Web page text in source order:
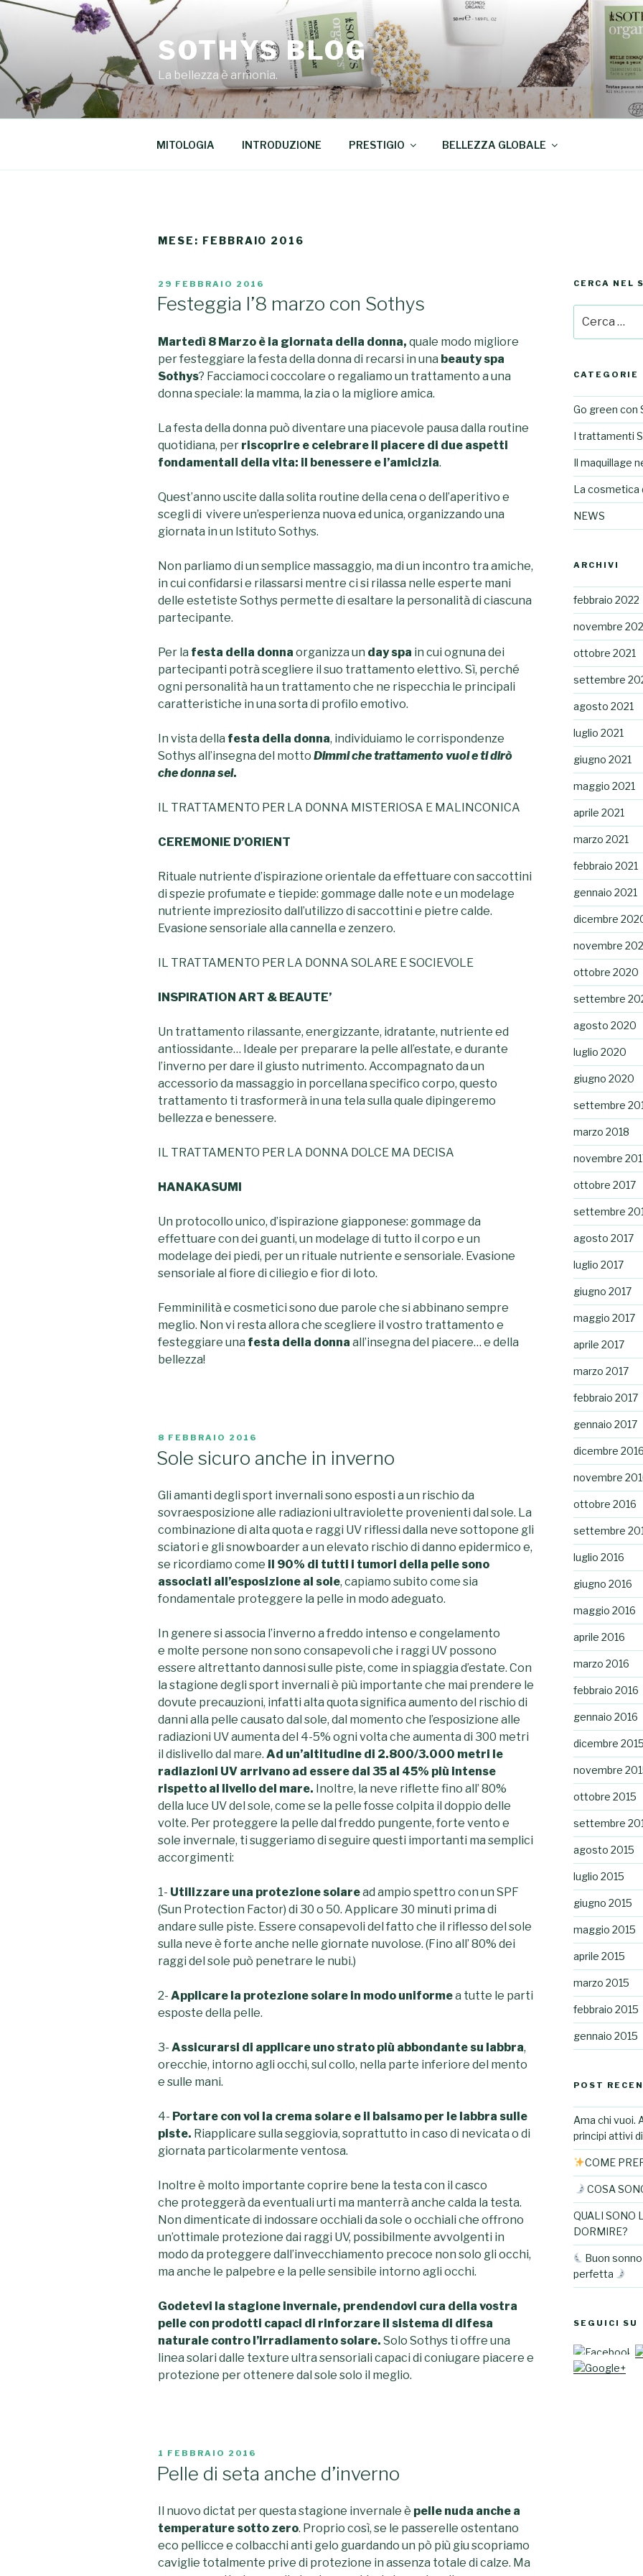
Salta
al
contenuto
SOTHYS BLOG
La bellezza è armonia.
MITOLOGIA INTRODUZIONE PRESTIGIO BELLEZZA GLOBALE
MESE: FEBBRAIO 2016
PUBBLICATO
IL
29 FEBBRAIO 2016
Festeggia l’8 marzo con Sothys
Martedì 8 Marzo è la giornata della donna, quale modo migliore
per festeggiare la festa della donna di recarsi in una beautyspa
Sothys? Facciamoci coccolare o regaliamo un trattamento a una
donna speciale: la mamma, la zia o la migliore amica.
La festa della donna può diventare una piacevole pausa dalla routine
quotidiana, per riscoprire e celebrare il piacere di due aspetti
fondamentali della vita: il benessere e l’amicizia.
Quest’anno uscite dalla solita routine della cena o dell’aperitivo e
scegli di vivere un’esperienza nuova ed unica, organizzando una
giornata in un Istituto Sothys.
Non parliamo di un semplice massaggio, ma di un incontro tra amiche,
in cui confidarsi e rilassarsi mentre ci si rilassa nelle esperte mani
delle estetiste Sothys permette di esaltare la personalità di ciascuna
partecipante.
Per la festa della donna organizza un day spa in cui ognuna dei
partecipanti potrà scegliere il suo trattamento elettivo. Sì, perché
ogni personalità ha un trattamento che ne rispecchia le principali
caratteristiche in una sorta di profilo emotivo.
In vista della festa della donna, individuiamo le corrispondenze
Sothys all’insegna del motto Dimmi che trattamento vuoi e ti dirò
che donna sei.
IL TRATTAMENTO PER LA DONNA MISTERIOSA E MALINCONICA
CEREMONIE D’ORIENT
Rituale nutriente d’ispirazione orientale da effettuare con saccottini
di spezie profumate e tiepide: gommage dalle note e un modelage
nutriente impreziosito dall’utilizzo di saccottini e pietre calde.
Evasione sensoriale alla cannella e zenzero.
IL TRATTAMENTO PER LA DONNA SOLARE E SOCIEVOLE
INSPIRATION ART & BEAUTE’
Un trattamento rilassante, energizzante, idratante, nutriente ed
antiossidante… Ideale per preparare la pelle all’estate, e durante
l’inverno per dare il giusto nutrimento. Accompagnato da un
accessorio da massaggio in porcellana specifico corpo, questo
trattamento ti trasformerà in una tela sulla quale dipingeremo
bellezza e benessere.
IL TRATTAMENTO PER LA DONNA DOLCE MA DECISA
HANAKASUMI
Un protocollo unico, d’ispirazione giapponese: gommage da
effettuare con dei guanti, un modelage di tutto il corpo e un
modelage dei piedi, per un rituale nutriente e sensoriale. Evasione
sensoriale al fiore di ciliegio e fior di loto.
Femminilità e cosmetici sono due parole che si abbinano sempre
meglio. Non vi resta allora che scegliere il vostro trattamento e
festeggiare una festa della donna all’insegna del piacere… e della
bellezza!
PUBBLICATO
8 FEBBRAIO 2016
Sole sicuro anche in inverno
Gli amanti degli sport invernali sono esposti a un rischio da
sovraesposizione alle radiazioni ultraviolette provenienti dal sole. La
combinazione di alta quota e raggi UV riflessi dalla neve sottopone gli
sciatori e gli snowboarder a un elevato rischio di danno epidermico e,
se ricordiamo come il 90% di tutti i tumori della pelle sono
associati all’esposizione al sole, capiamo subito come sia
fondamentale proteggere la pelle in modo adeguato.
In genere si associa l’inverno a freddo intenso e congelamento
e molte persone non sono consapevoli che i raggi UV possono
essere altrettanto dannosi sulle piste, come in spiaggia d’estate. Con
la stagione degli sport invernali è più importante che mai prendere le
dovute precauzioni, infatti alta quota significa aumento del rischio di
danni alla pelle causato dal sole, dal momento che l’esposizione alle
radiazioni UV aumenta del 4-5% ogni volta che aumenta di 300 metri
il dislivello dal mare. Ad un’altitudine di 2.800/3.000 metri le
radiazioni UV arrivano ad essere dal 35 al 45% più intense
rispetto al livello del mare. Inoltre, la neve riflette fino all’ 80%
della luce UV del sole, come se la pelle fosse colpita il doppio delle
volte. Per proteggere la pelle dal freddo pungente, forte vento e
sole invernale, ti suggeriamo di seguire questi importanti ma semplici
accorgimenti:
1- Utilizzare una protezione solaread ampio spettro con un SPF
(Sun Protection Factor) di 30 o 50. Applicare 30 minuti prima di
andare sulle piste. Essere consapevoli del fatto che il riflesso del sole
sulla neve è forte anche nelle giornate nuvolose. (Fino all’ 80% dei
raggi del sole può penetrare le nubi.)
2- Applicare la protezione solare in modo uniformea tutte le parti
esposte della pelle.
3- Assicurarsi di applicare uno strato più abbondante su labbra,
orecchie, intorno agli occhi, sul collo, nella parte inferiore del mento
e sulle mani.
4- Portare con voi la crema solare e il balsamo per le labbra sulle
piste. Riapplicare sulla seggiovia, soprattutto in caso di nevicata o di
giornata particolarmente ventosa.
Inoltre è molto importante coprire bene la testa con il casco
che proteggerà da eventuali urti ma manterrà anche calda la testa.
Non dimenticate di indossare occhiali da sole o occhiali che offrono
un’ottimale protezione dai raggi UV, possibilmente avvolgenti in
modo da proteggere dall’invecchiamento precoce non solo gli occhi,
ma anche le palpebre e la pelle sensibile intorno agli occhi.
Godetevi la stagione invernale, prendendovi cura della vostra
pelle con prodotti capaci di rinforzare il sistema di difesa
naturale contro l’irradiamento solare. Solo Sothys ti offre una
linea solari dalle texture ultra sensoriali capaci di coniugare piacere e
protezione per ottenere dal sole solo il meglio.
PUBBLICATO
IL
1 FEBBRAIO 2016
Pelle di seta anche d’inverno
Il nuovo dictat per questa stagione invernale è pelle nuda anche a
temperature sotto zero. Proprio così, se le passerelle ostentano
eco pellicce e colbacchi anti gelo guardando un pò più giu scopriamo
caviglie totalmente prive di protezione in assenza totale di calze. Ma
CERCA NEL
CATEGORIE
Go green con
I trattamenti
Il maquillage
La cosmetica
NEWS
ARCHIVI
febbraio 2022
novembre
ottobre 2021
settembre
agosto 2021
luglio 2021
giugno 2021
maggio 2021
aprile 2021
marzo 2021
febbraio 2021
gennaio 2021
dicembre
novembre
ottobre 2020
settembre
agosto 2020
luglio 2020
giugno 2020
settembre
marzo 2018
novembre
ottobre 2017
settembre
agosto 2017
luglio 2017
giugno 2017
maggio 2017
aprile 2017
marzo 2017
febbraio 2017
gennaio 2017
dicembre 2016
novembre
ottobre 2016
settembre
luglio 2016
giugno 2016
maggio 2016
aprile 2016
marzo 2016
febbraio 2016
gennaio 2016
dicembre 2015
novembre
ottobre 2015
settembre
agosto 2015
luglio 2015
giugno 2015
maggio 2015
aprile 2015
marzo 2015
febbraio 2015
gennaio 2015
POST
Ama chi vuoi.
principi attivi
COME
COSA
QUALI SONO
DORMIRE?
Buon
perfetta
SEGUICI SU